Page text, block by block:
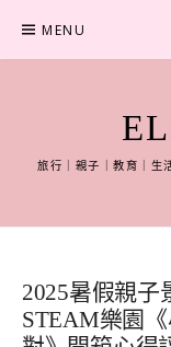
content
MENU
旅行｜親子｜教育｜生
2025暑假親子
STEAM樂園